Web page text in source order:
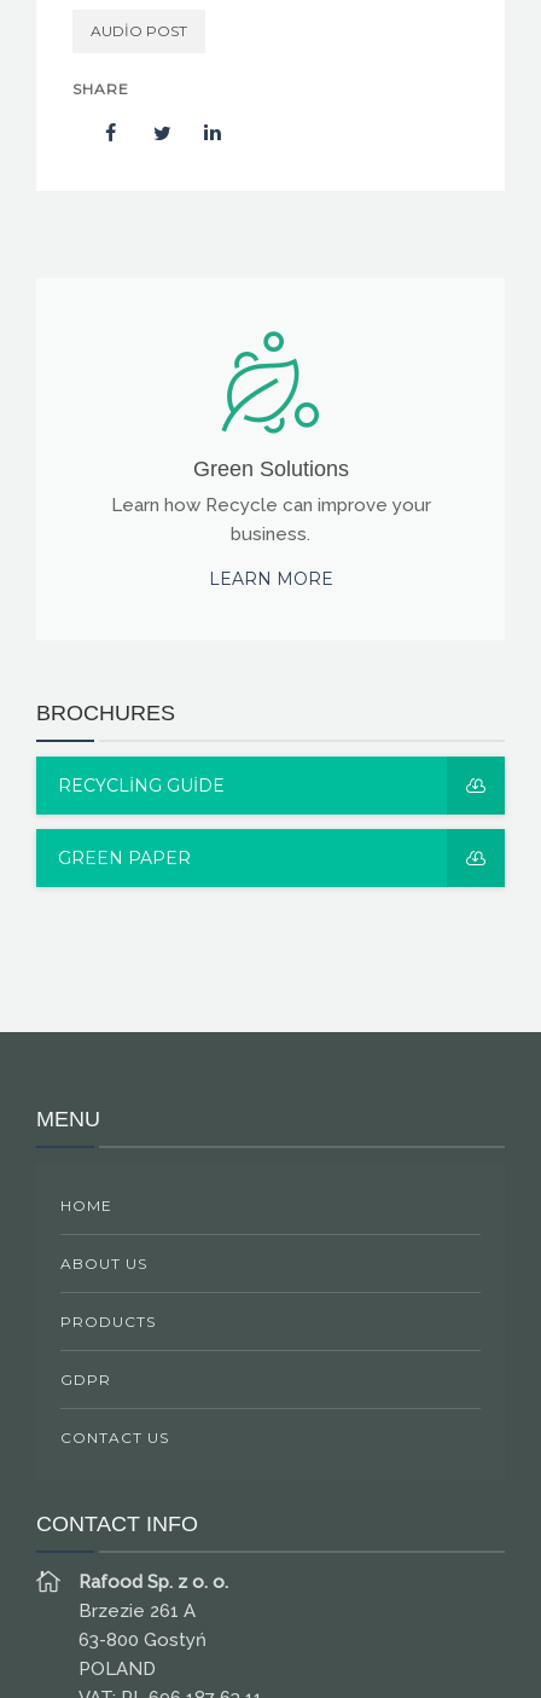
AUDIO POST
SHARE
Green Solutions
Learn how Recycle can improve your
business.
LEARN MORE
BROCHURES
RECYCLING GUIDE
GREEN PAPER
MENU
HOME
ABOUT US
PRODUCTS
GDPR
CONTACT US
CONTACT INFO
Rafood Sp. z o. o.
Brzezie 261 A
63-800 Gostyń
POLAND